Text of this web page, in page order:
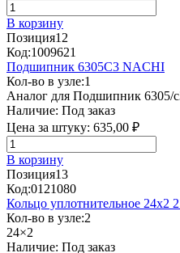
В корзину
Позиция12
Код:1009621
Подшипник 6305C3 NACHI
Кол-во в узле:1
Аналог для Подшипник 6305/
Наличие: Под заказ
Цена за штуку: 635,00 ₽
В корзину
Позиция13
Код:0121080
Кольцо уплотнительное 24х2
Кол-во в узле:2
24×2
Наличие: Под заказ